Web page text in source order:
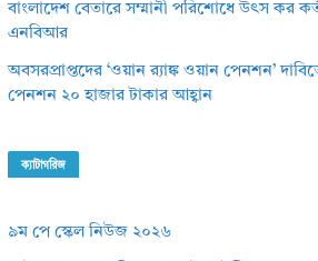
বাংলাদেশ বেতারে সম্মানী পরিশোধে উৎস কর
এনবিআর
অবসরপ্রাপ্তদের ‘ওয়ান র‌্যাঙ্ক ওয়ান পেনশন’
পেনশন ২০ হাজার টাকার আহ্বান
ক্যাটাগরিজ
৯ম পে স্কেল নিউজ ২০২৬